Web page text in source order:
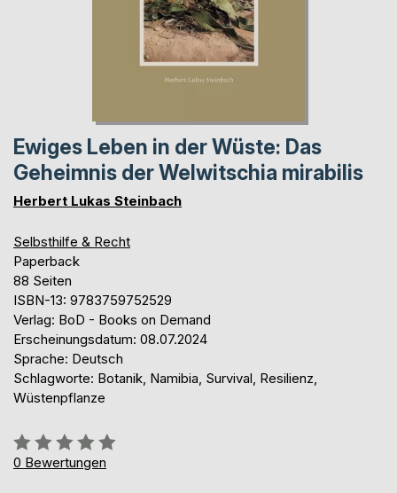
Ewiges Leben in der Wüste: Das
Geheimnis der Welwitschia mirabilis
Herbert Lukas Steinbach
Selbsthilfe & Recht
Paperback
88 Seiten
ISBN-13: 9783759752529
Verlag: BoD - Books on Demand
Erscheinungsdatum: 08.07.2024
Sprache: Deutsch
Schlagworte: Botanik, Namibia, Survival, Resilienz,
Wüstenpflanze
Bewertung::
0%
0 Bewertungen